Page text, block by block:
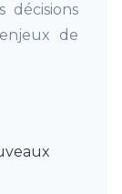
décisions
de